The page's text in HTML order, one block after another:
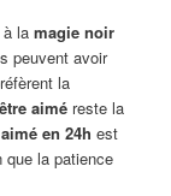
à lamagie noir
peuvent avoir
la
aimé reste la
en 24h est
que la patience